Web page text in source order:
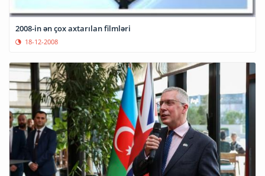
2008-in ən çox axtarılan filmləri
18-12-2008